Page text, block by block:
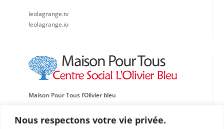
Nous respectons votre vie privée.
leolagrange.tv
leolagrange.io
Maison Pour Tous l’Olivier bleu
Centre social, Sportif et Culturel Léo Lagrange Méditerranée